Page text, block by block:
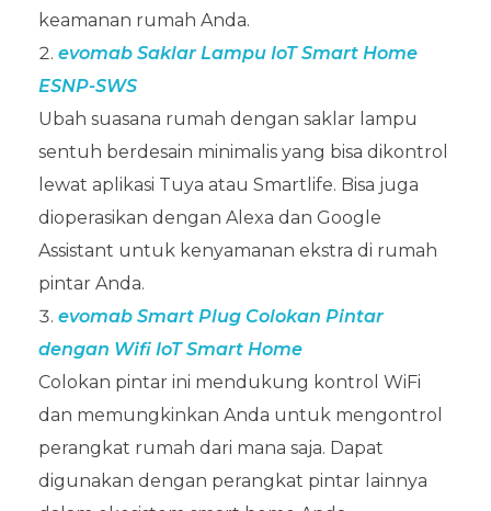
keamanan rumah Anda.
evomab Saklar Lampu IoT Smart Home
ESNP-SWS
Ubah suasana rumah dengan saklar lampu
sentuh berdesain minimalis yang bisa dikontrol
lewat aplikasi Tuya atau Smartlife. Bisa juga
dioperasikan dengan Alexa dan Google
Assistant untuk kenyamanan ekstra di rumah
pintar Anda.
evomab Smart Plug Colokan Pintar
dengan Wifi IoT Smart Home
Colokan pintar ini mendukung kontrol WiFi
dan memungkinkan Anda untuk mengontrol
perangkat rumah dari mana saja. Dapat
digunakan dengan perangkat pintar lainnya